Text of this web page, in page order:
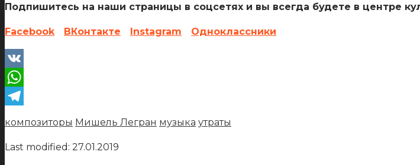
Подпишитесь на наши страницы в соцсетях и вы всегда будете в центре
Facebook ВКонтакте Instagram Одноклассники
VK
WhatsApp
композиторы Мишель Легран музыка утраты
Last modified: 27.01.2019